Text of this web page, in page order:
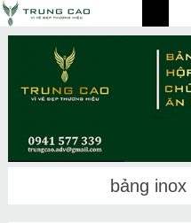
bảng